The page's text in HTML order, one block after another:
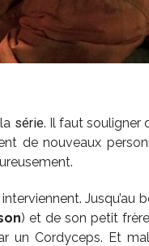
série. Il faut souligner
de nouveaux
Jusqu’au
) et de son petit
un Cordyceps. Et